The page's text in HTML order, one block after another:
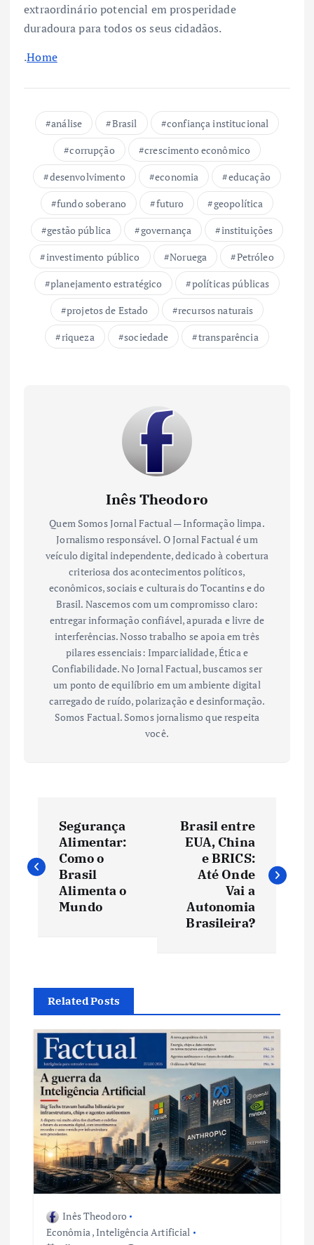
extraordinário potencial em prosperidade
duradoura para todos os seus cidadãos.
.Home
análise Brasil
confiança institucional
corrupção
crescimento econômico
desenvolvimento
economia
educação
fundo soberano
futuro
geopolítica
gestão pública
governança
instituições
investimento público
Noruega
Petróleo
planejamento estratégico
políticas públicas
projetos de Estado
recursos naturais
riqueza
sociedade transparência
Inês Theodoro
Quem Somos Jornal Factual — Informação limpa.
Jornalismo responsável. O Jornal Factual é um
veículo digital independente, dedicado à cobertura
criteriosa dos acontecimentos políticos,
econômicos, sociais e culturais do Tocantins e do
Brasil. Nascemos com um compromisso claro:
entregar informação confiável, apurada e livre de
interferências. Nosso trabalho se apoia em três
pilares essenciais: Imparcialidade, Ética e
Confiabilidade. No Jornal Factual, buscamos ser
um ponto de equilíbrio em um ambiente digital
carregado de ruído, polarização e desinformação.
Somos Factual. Somos jornalismo que respeita
você.
a
v
a
ç
d
e
P
Segurança
Alimentar:
Como o
Brasil
Alimenta o
Mundo
Brasil entre
EUA, China
e BRICS:
Até Onde
Vai a
Autonomia
Brasileira?
Related Posts
Inês Theodoro
Econômia ,Inteligência Artificial